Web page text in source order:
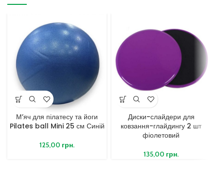
М’яч для пілатесу та йоги
Pilates ball Mini 25 см Синій
125,00 грн.
Диски-слайдери для
ковзання-глайдингу 2 шт
фіолетовий
135,00 грн.